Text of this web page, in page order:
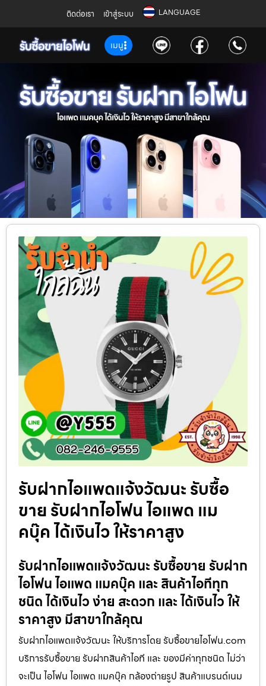
ติดต่อเรา เข้าสู่ระบบ LANGUAGE
เมนู
รับฝากไอแพดแจ้งวัฒนะ รับซื้อ
ขาย รับฝากไอโฟน ไอแพด แม
คบุ๊ค ได้เงินไว ให้ราคาสูง
รับฝากไอแพดแจ้งวัฒนะ รับซื้อขาย รับฝาก
ไอโฟน ไอแพด แมคบุ๊ค และ สินค้าไอทีทุก
ชนิด ได้เงินไว ง่าย สะดวก และ ได้เงินไว ให้
ราคาสูง มีสาขาใกล้คุณ
รับฝากไอแพดแจ้งวัฒนะ ให้บริการโดย รับซื้อขายไอโฟน.com
บริการรับซื้อขาย รับฝากสินค้าไอที และ ของมีค่าทุกชนิด ไม่ว่า
จะเป็น ไอโฟน ไอแพด แมคบุ๊ค กล้องถ่ายรูป สินค้าแบรนด์เนม